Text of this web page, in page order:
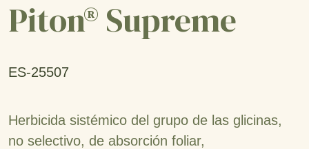
Piton® Supreme
ES-25507
Herbicida sistémico del grupo de las glicinas,
no selectivo, de absorción foliar,